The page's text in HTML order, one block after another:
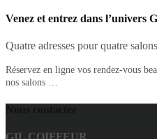
Venez et entrez dans l’univers
Quatre adresses pour quatre
Réservez en ligne vos rendez-vous
nos salons …
GIL COIFFEUR